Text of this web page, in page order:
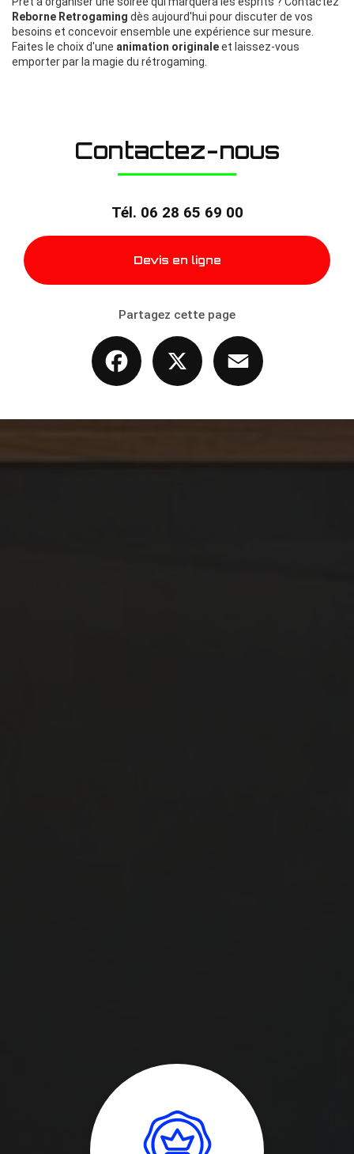
Reborne Retrogaming dès aujourd'hui pour discuter de vos
besoins et concevoir ensemble une expérience sur mesure.
Faites le choix d'une animation originaleet laissez-vous
emporter par la magie du rétrogaming.
Contactez-nous
Tél. 06 28 65 69 00
Devis en ligne
Partagez cette page
Facebook